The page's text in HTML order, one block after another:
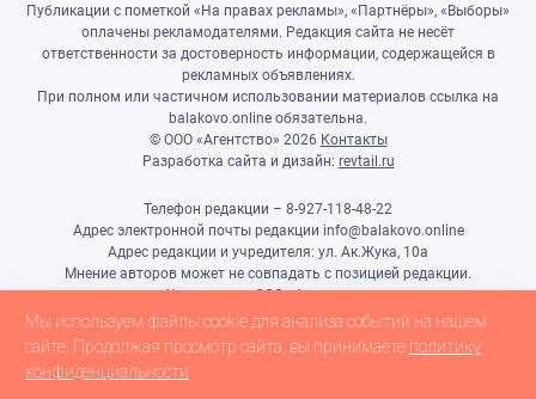
Публикации с пометкой «На правах рекламы», «Партнёры», «Выборы»
оплачены рекламодателями. Редакция сайта не несёт
ответственности за достоверность информации, содержащейся в
рекламных объявлениях.
При полном или частичном использовании материалов ссылка на
balakovo.online обязательна.
© ООО «Агентство» 2026 Контакты
Разработка сайта и дизайн: revtail.ru
Телефон редакции – 8-927-118-48-22
Адрес электронной почты редакции info@balakovo.online
Адрес редакции и учредителя: ул. Ак.Жука, 10а
Мнение авторов может не совпадать с позицией редакции.
Учредитель: ООО «Агентство»
Гл.редактор Ивлиева Н.Н.
Настоящий ресурс может содержать материалы 18+
Мы используем файлы cookie для анализа событий на нашем
сайте. Продолжая просмотр сайта, вы принимаете политику
конфиденциальности